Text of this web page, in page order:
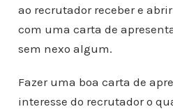
ao recrutador receber e
com uma carta de
sem nexo algum.
Fazer uma boa carta de
interesse do recrutador o